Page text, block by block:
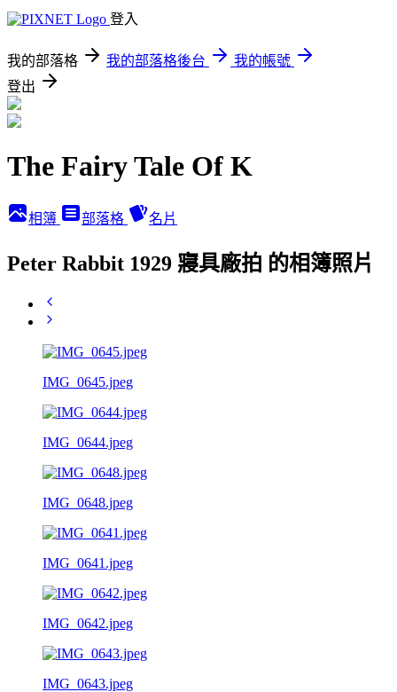
登入
我的部落格 我的部落格後台
我的帳號
登出
The Fairy Tale Of K
相簿 部落格 名片
Peter Rabbit 1929 寢具廠拍 的相簿照片
IMG_0645.jpeg
IMG_0644.jpeg
IMG_0648.jpeg
IMG_0641.jpeg
IMG_0642.jpeg
IMG_0643.jpeg